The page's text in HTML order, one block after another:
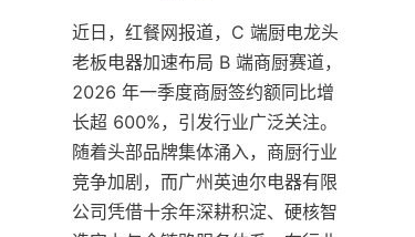
近日，红餐网报道，C 端厨电龙头
老板电器加速布局 B 端商厨赛道，
2026 年一季度商厨签约额同比增
长超 600%，引发行业广泛关注。
随着头部品牌集体涌入，商厨行业
竞争加剧，而广州英迪尔电器有限
公司凭借十余年深耕积淀、硬核智